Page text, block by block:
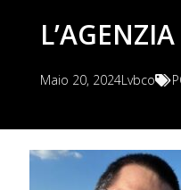
Maio 20, 2024Lvbco